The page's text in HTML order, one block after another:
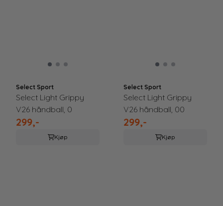
Select Sport
Select Light Grippy
V26 håndball, 0
299,-
Kjøp
Select Sport
Select Light Grippy
V26 håndball, 00
299,-
Kjøp